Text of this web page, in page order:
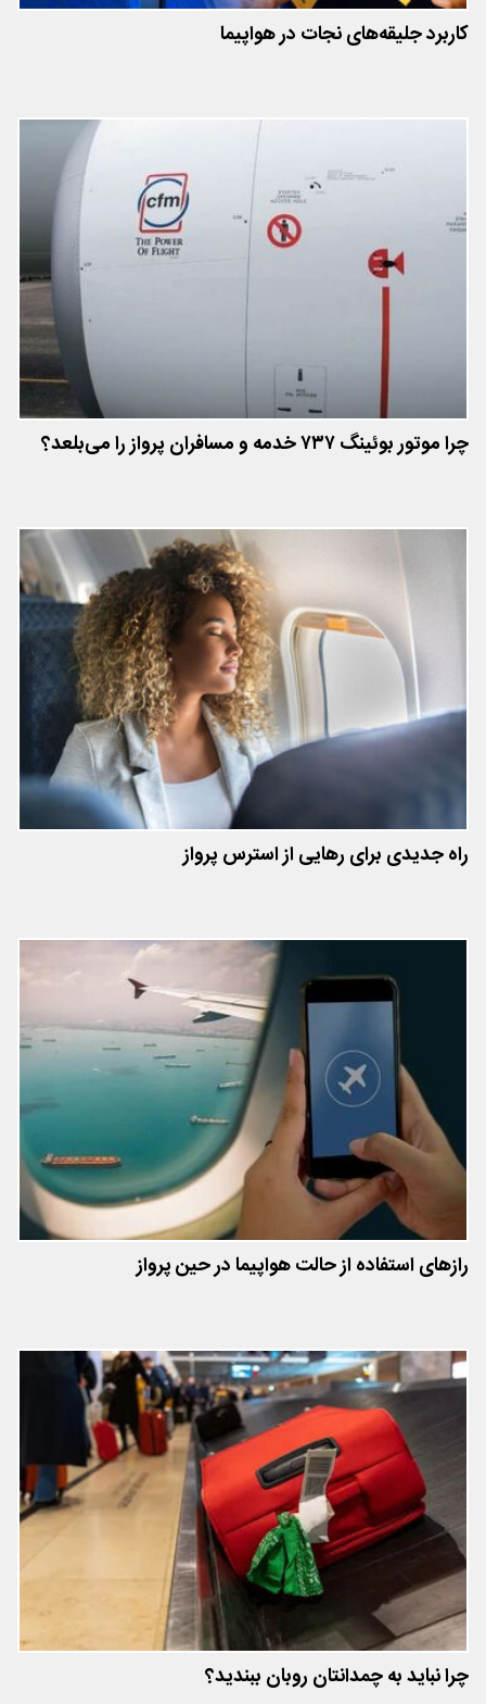
کاربرد جلیقه‌های نجات در هواپیما
چرا موتور بوئینگ ۷۳۷ خدمه و مسافران پرواز را می‌بلعد؟
راه جدیدی برای رهایی از استرس پرواز
رازهای استفاده از حالت هواپیما در حین پرواز
چرا نباید به چمدانتان روبان ببندید؟